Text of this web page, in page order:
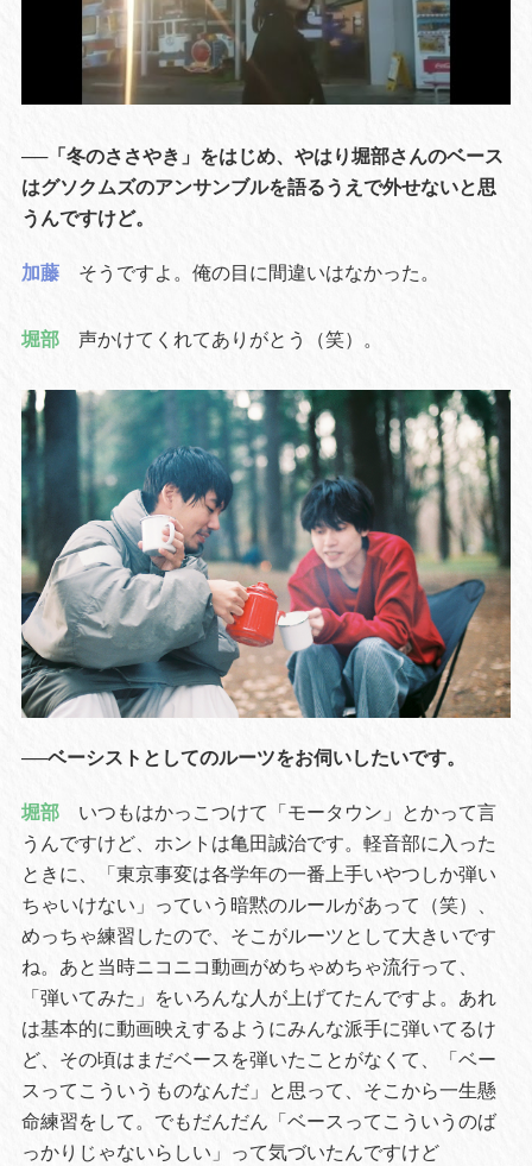
──「冬のささやき」をはじめ、やはり堀部さんのベース
はグソクムズのアンサンブルを語るうえで外せないと思
うんですけど。
加藤 そうですよ。俺の目に間違いはなかった。
堀部 声かけてくれてありがとう（笑）。
──ベーシストとしてのルーツをお伺いしたいです。
堀部
いつもはかっこつけて「モータウン」とかって言
うんですけど、ホントは亀田誠治です。軽音部に入った
ときに、「東京事変は各学年の一番上手いやつしか弾い
ちゃいけない」っていう暗黙のルールがあって（笑）、
めっちゃ練習したので、そこがルーツとして大きいです
ね。あと当時ニコニコ動画がめちゃめちゃ流行って、
「弾いてみた」をいろんな人が上げてたんですよ。あれ
は基本的に動画映えするようにみんな派手に弾いてるけ
ど、その頃はまだベースを弾いたことがなくて、「ベー
スってこういうものなんだ」と思って、そこから一生懸
命練習をして。でもだんだん「ベースってこういうのば
っかりじゃないらしい」って気づいたんですけど